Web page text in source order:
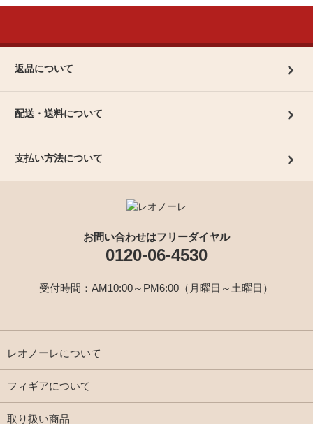
返品について
配送・送料について
支払い方法について
お問い合わせはフリーダイヤル
0120-06-4530
受付時間：AM10:00～PM6:00（月曜日～土曜日）
レオノーレについて
フィギアについて
取り扱い商品